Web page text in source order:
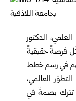
الدكتور
فرصةً حقيقيةً
في رسم خطط
العالمي،
تترك بصمةً في